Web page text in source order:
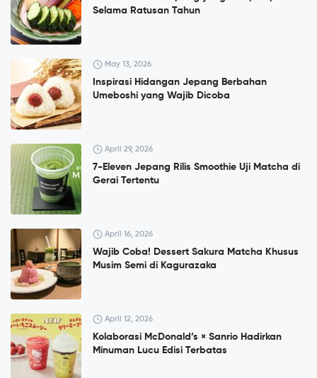
Selama Ratusan Tahun
May 13, 2026
Inspirasi Hidangan Jepang Berbahan
Umeboshi yang Wajib Dicoba
April 29, 2026
7-Eleven Jepang Rilis Smoothie Uji Matcha di
Gerai Tertentu
April 16, 2026
Wajib Coba! Dessert Sakura Matcha Khusus
Musim Semi di Kagurazaka
April 12, 2026
Kolaborasi McDonald’s × Sanrio Hadirkan
Minuman Lucu Edisi Terbatas